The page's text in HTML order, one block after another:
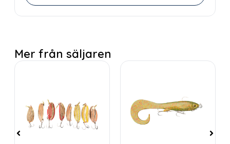
Mer från säljaren